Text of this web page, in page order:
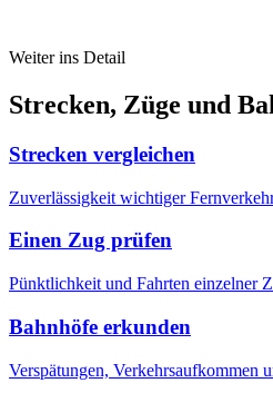
Weiter ins Detail
Strecken, Züge und
Strecken vergleichen
Zuverlässigkeit wichtiger
Einen Zug prüfen
Pünktlichkeit und Fahrten einzelner
Bahnhöfe erkunden
Verspätungen, Verkehrsaufkommen